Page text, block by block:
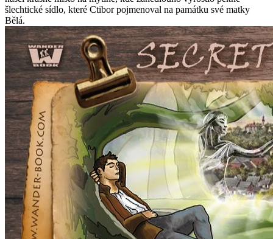
šlechtické sídlo, které Ctibor pojmenoval na památku své matky
Bělá.